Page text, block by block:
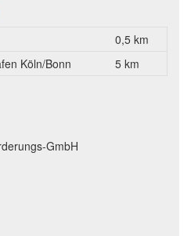
0,5 km
Köln/Bonn 5 km
GmbH